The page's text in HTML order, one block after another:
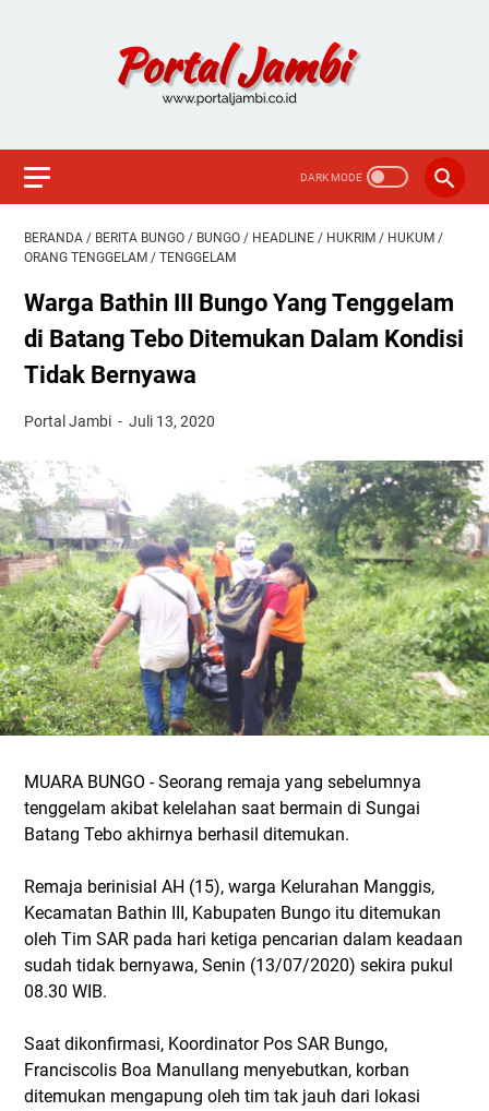
BERANDA / BERITA BUNGO / BUNGO / HEADLINE / HUKRIM / HUKUM /
ORANG TENGGELAM / TENGGELAM
Warga Bathin III Bungo Yang Tenggelam
di Batang Tebo Ditemukan Dalam Kondisi
Tidak Bernyawa
Portal Jambi Juli 13, 2020
MUARA BUNGO - Seorang remaja yang sebelumnya
tenggelam akibat kelelahan saat bermain di Sungai
Batang Tebo akhirnya berhasil ditemukan.
Remaja berinisial AH (15), warga Kelurahan Manggis,
Kecamatan Bathin III, Kabupaten Bungo itu ditemukan
oleh Tim SAR pada hari ketiga pencarian dalam keadaan
sudah tidak bernyawa, Senin (13/07/2020) sekira pukul
08.30 WIB.
Saat dikonfirmasi, Koordinator Pos SAR Bungo,
Franciscolis Boa Manullang menyebutkan, korban
ditemukan mengapung oleh tim tak jauh dari lokasi